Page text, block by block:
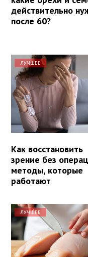
действительно
после 60?
ЛУЧШЕЕ
Как восстановить
зрение без
методы, которые
работают
ЛУЧШЕЕ